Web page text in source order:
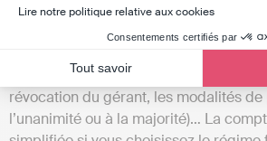
Lire notre politique relative aux cookies
Consentements certifiés par
Tout savoir
avantages pour ceux qui veulent gérer
immobilier. La gestion est flexible, car
définir les statuts de la société
Vous choisissez les modalités de
révocation du gérant, les modalités
l’unanimité ou à la majorité)… La